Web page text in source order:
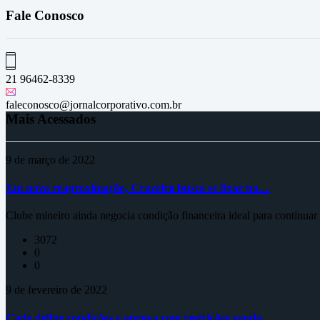
Fale Conosco
21 96462-8339
faleconosco@jornalcorporativo.com.br
Mais Acessados
9 de março de 2022
Em nova reaproximação, Cruzeiro busca se fixar no…
Clube mineiro ainda negocia condição financeira ideal para
3072
0
0
9 de fevereiro de 2022